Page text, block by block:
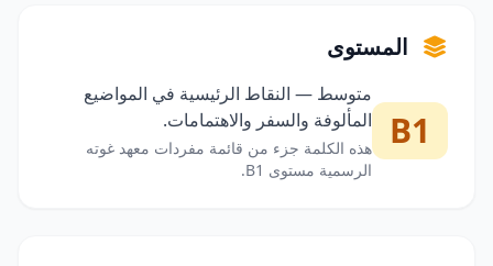
المستوى
B1
متوسط — النقاط الرئيسية في المواضيع
المألوفة والسفر والاهتمامات.
هذه الكلمة جزء من قائمة مفردات معهد غوته
الرسمية مستوى B1.